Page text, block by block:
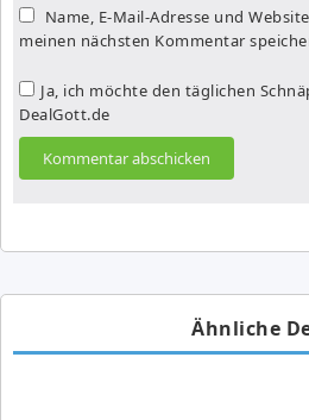
Name, E-Mail-Adresse und
meinen nächsten Kommentar
Ja, ich möchte den täglichen
DealGott.de
Ähnliche